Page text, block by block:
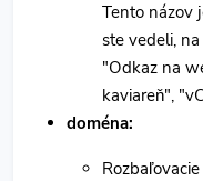
Tento názov
ste vedeli,
"Odkaz na
kaviareň",
doména: